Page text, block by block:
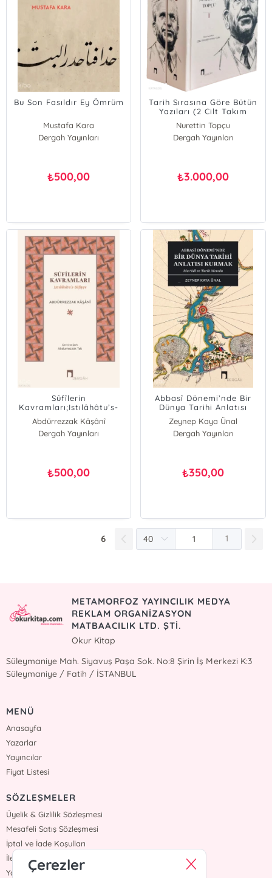
Bu Son Fasıldır Ey Ömrüm
Mustafa Kara
Dergah Yayınları
₺500,00
Tarih Sırasına Göre Bütün
Yazıları (2 Cilt Takım
Nurettin Topçu
Dergah Yayınları
₺3.000,00
Sûfîlerin
Kavramları;Istılâhâtu’s-
Sûfiyye
Abdürrezzak Kâşânî
Dergah Yayınları
₺500,00
Abbasî Dönemi’nde Bir
Dünya Tarihi Anlatısı
Kurmak Mes‘ûdî ve Tarih
Metodu
Zeynep Kaya Ünal
Dergah Yayınları
₺350,00
6 1
METAMORFOZ YAYINCILIK MEDYA
REKLAM ORGANİZASYON
MATBAACILIK LTD. ŞTİ.
Okur Kitap
Süleymaniye Mah. Siyavuş Paşa Sok. No:8 Şirin İş Merkezi K:3
Süleymaniye / Fatih / İSTANBUL
MENÜ
Anasayfa
Yazarlar
Yayıncılar
Fiyat Listesi
SÖZLEŞMELER
Üyelik & Gizlilik Sözleşmesi
Mesafeli Satış Sözleşmesi
İptal ve İade Koşulları
İletişim
YardımÇerezler